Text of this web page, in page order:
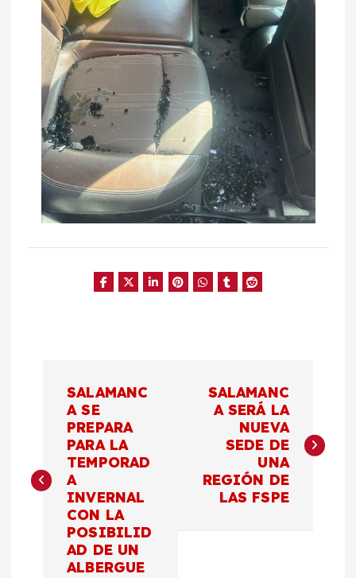
e
SALAMANC
A SE
PREPARA
PARA LA
TEMPORAD
A
INVERNAL
CON LA
POSIBILID
AD DE UN
ALBERGUE
SALAMANC
A SERÁ LA
NUEVA
SEDE DE
UNA
REGIÓN DE
LAS FSPE